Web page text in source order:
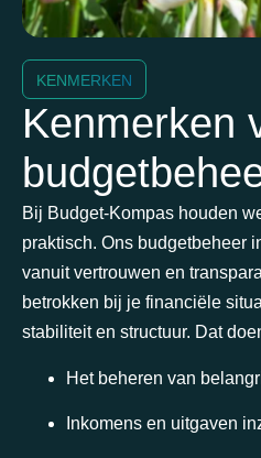
KENMERKEN
Kenmerken
Bij Budget-Kompas houden
praktisch. Ons budgetbeheer
vanuit vertrouwen en
betrokken bij je financiële
stabiliteit en structuur. Dat
Het beheren van
Inkomens en uitgaven